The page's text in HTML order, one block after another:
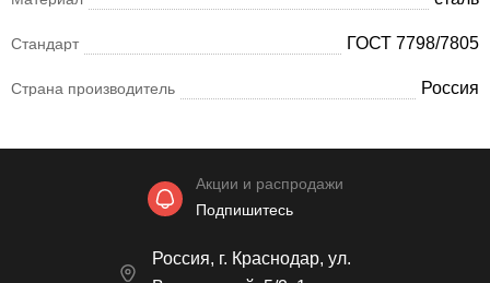
Стандарт ГОСТ 7798/7805
Страна производитель Россия
Акции и распродажи
Подпишитесь
Россия, г. Краснодар, ул.